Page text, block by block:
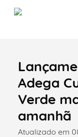
Termo de
Categorias
Adega
Verde
amanhã
Atualizado em